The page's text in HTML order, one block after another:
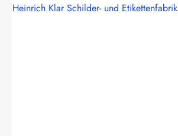
Heinrich Klar Schilder- und